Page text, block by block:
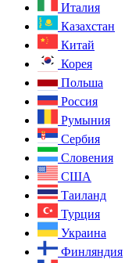
Италия
Казахстан
Китай
Корея
Польша
Россия
Румыния
Сербия
Словения
США
Таиланд
Турция
Украина
Финляндия